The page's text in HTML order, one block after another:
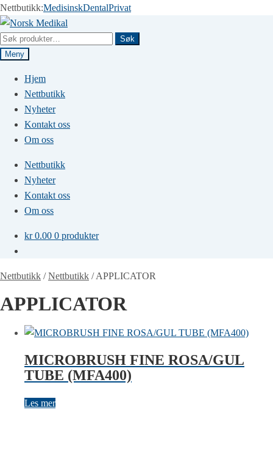
Nettbutikk:MedisinskDentalPrivat
Hopp
til
navigasjon
Hopp
til
innhold
Søk
etter:
Søk
Meny
Hjem
Nettbutikk
Nyheter
Kontakt oss
Om oss
Nettbutikk
Nyheter
Kontakt oss
Om oss
kr0.00 0 produkter
Nettbutikk /Nettbutikk /APPLICATOR
APPLICATOR
MICROBRUSH FINE ROSA/GUL
TUBE (MFA400)
Les mer